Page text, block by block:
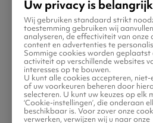
In Willemstad loop je door
Punda en Otrobanda. Je
panden, street art en
water. Bij de Handelskade
kenmerkende gevels en
Uw privacy is belangrijk
Wij gebruiken standaard strikt
toestemming gebruiken wij
analyseren, de effectiviteit van onze
content en advertenties te
Sommige cookies worden geplaatst
activiteit op verschillende websites
interesses op te bouwen.
U kunt alle cookies accepteren,
of uw voorkeuren beheren door
selecteren. U kunt uw keuzes op elk
‘Cookie-instellingen’, die onderaan
beschikbaar is. Voor zover onze
verwerken, verwijzen wij u naar onze